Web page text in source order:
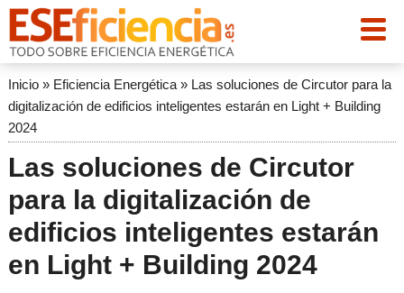
Inicio» Eficiencia Energética» Las soluciones de Circutor para la
digitalización de edificios inteligentes estarán en Light + Building
2024
Las soluciones de Circutor
para la digitalización de
edificios inteligentes estarán
en Light + Building 2024